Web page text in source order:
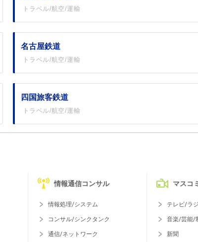
トラベル/航空/運輸
名古屋鉄道
トラベル/航空/運輸
四国旅客鉄道
トラベル/航空/運輸
情報通信コンサル
情報処理/システム
コンサル/シンクタンク
通信/ネットワーク
マスコ
テレビ/ラ
音楽/芸能/
新聞